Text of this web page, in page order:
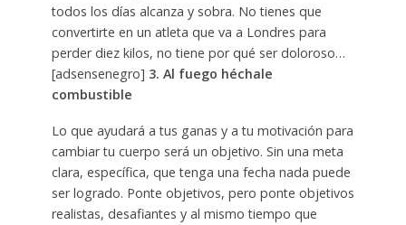
todos los días alcanza y sobra. No tienes que
convertirte en un atleta que va a Londres para
perder diez kilos, no tiene por qué ser doloroso…
[adsensenegro] 3. Al fuego héchale
combustible
Lo que ayudará a tus ganas y a tu motivación para
cambiar tu cuerpo será un objetivo. Sin una meta
clara, específica, que tenga una fecha nada puede
ser logrado. Ponte objetivos, pero ponte objetivos
realistas, desafiantes y al mismo tiempo que